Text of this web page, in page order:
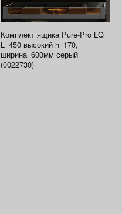
Комплект ящика Pure-Pro LQ
L=450 высокий h=170,
ширина=600мм серый
(0022730)